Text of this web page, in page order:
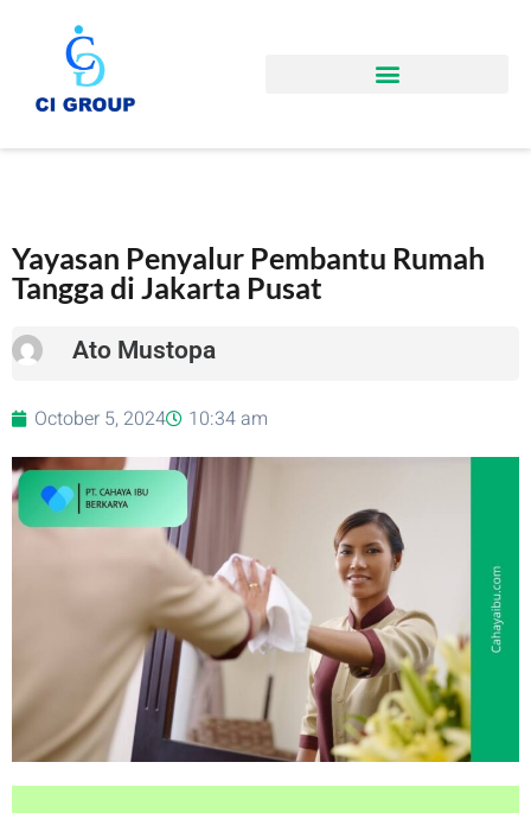
Yayasan Penyalur Pembantu Rumah
Tangga di Jakarta Pusat
Ato Mustopa
October 5, 2024 10:34 am